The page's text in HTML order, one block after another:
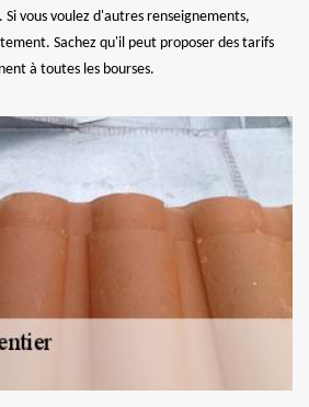
vous voulez d'autres renseignements,
Sachez qu'il peut proposer des tarifs
à toutes les bourses.